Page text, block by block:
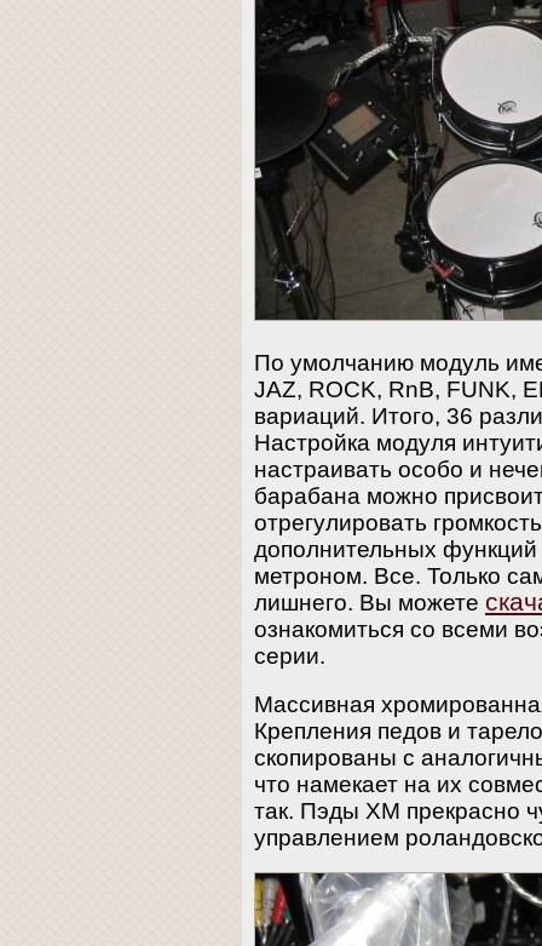
По умолчанию модуль
JAZ, ROCK, RnB, FUNK,
вариаций. Итого, 36
Настройка модуля
настраивать особо и
барабана можно
отрегулировать
дополнительных функций
метроном. Все. Только
лишнего. Вы можете
ознакомиться со всеми
серии.
Массивная
Крепления педов и
скопированы с
что намекает на их
так. Пэды XM прекрасно
управлением